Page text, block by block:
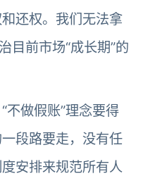
还权。我们无法拿
目前市场“成长期”的
不做假账”理念要得
段路要走，没有任
安排来规范所有人